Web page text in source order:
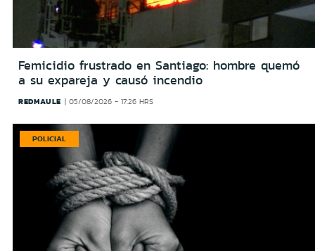
Femicidio frustrado en Santiago: hombre quemó
a su expareja y causó incendio
REDMAULE 05/08/2026 - 17:26 HRS
POLICIAL